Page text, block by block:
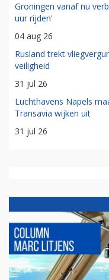
Groningen vanaf nu
uur rijden'
04 aug 26
Rusland trekt
veiligheid
31 jul 26
Luchthavens Napels
Transavia wijken uit
31 jul 26